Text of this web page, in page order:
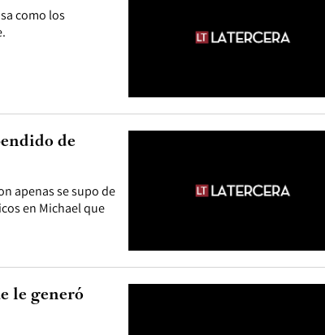
como los
apenas se supo de
en Michael que
de
le generó